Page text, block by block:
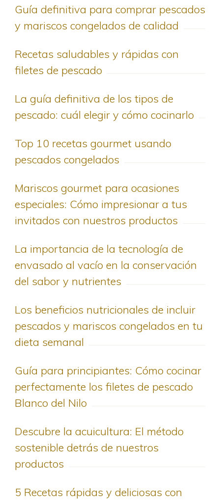
Guía definitiva para comprar pescados
y mariscos congelados de calidad
Recetas saludables y rápidas con
filetes de pescado
La guía definitiva de los tipos de
pescado: cuál elegir y cómo cocinarlo
Top 10 recetas gourmet usando
pescados congelados
Mariscos gourmet para ocasiones
especiales: Cómo impresionar a tus
invitados con nuestros productos
La importancia de la tecnología de
envasado al vacío en la conservación
del sabor y nutrientes
Los beneficios nutricionales de incluir
pescados y mariscos congelados en tu
dieta semanal
Guía para principiantes: Cómo cocinar
perfectamente los filetes de pescado
Blanco del Nilo
Descubre la acuicultura: El método
sostenible detrás de nuestros
productos
5 Recetas rápidas y deliciosas con